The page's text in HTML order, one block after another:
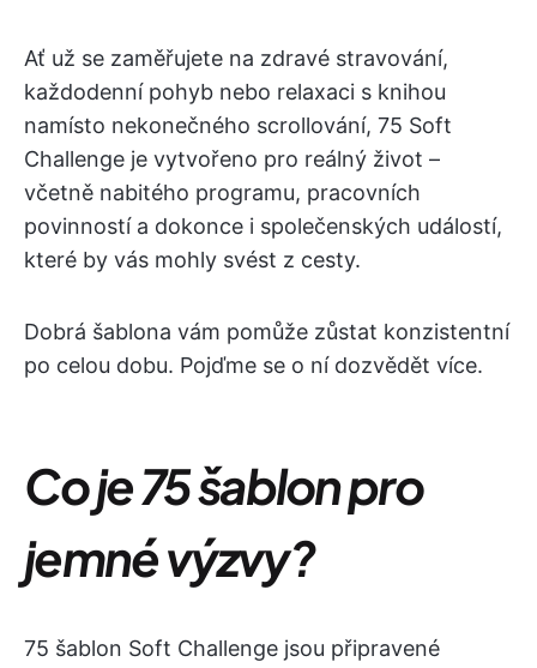
Ať už se zaměřujete na zdravé stravování,
každodenní pohyb nebo relaxaci s knihou
namísto nekonečného scrollování, 75 Soft
Challenge je vytvořeno pro reálný život –
včetně nabitého programu, pracovních
povinností a dokonce i společenských událostí,
které by vás mohly svést z cesty.
Dobrá šablona vám pomůže zůstat konzistentní
po celou dobu. Pojďme se o ní dozvědět více.
Co je 75 šablon pro
jemné výzvy?
75 šablon Soft Challenge jsou připravené